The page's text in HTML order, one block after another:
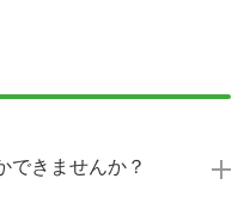
できませんか？